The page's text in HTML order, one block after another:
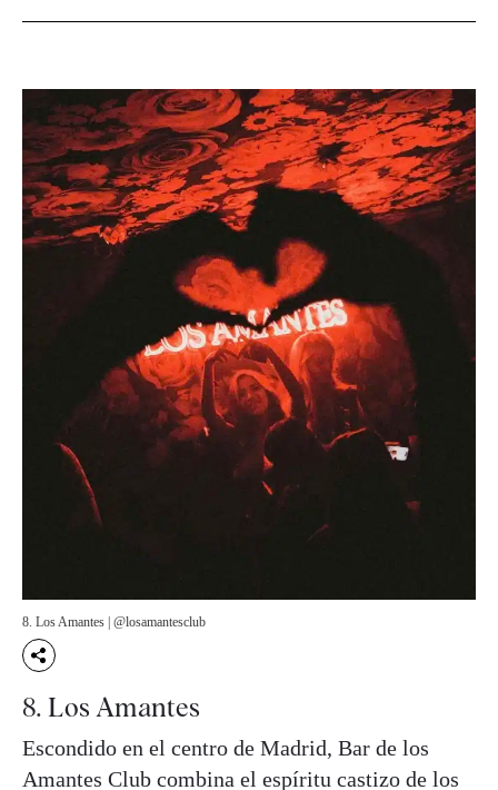
8. Los Amantes | @losamantesclub
8. Los Amantes
Escondido en el centro de Madrid, Bar de los
Amantes Club combina el espíritu castizo de los